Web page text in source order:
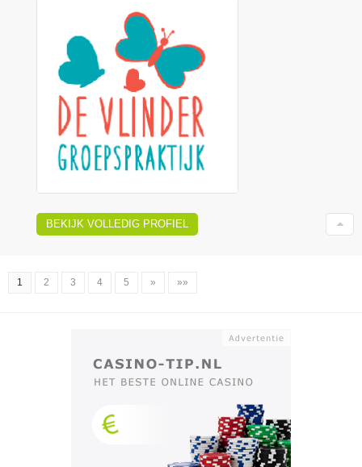
BEKIJK VOLLEDIG PROFIEL
1 2 3 4 5 » »»